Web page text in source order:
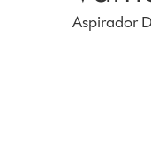
Aspirador